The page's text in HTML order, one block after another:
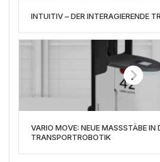
INTUITIV – DER INTERAGIERENDE
VARIO MOVE: NEUE MASSSTÄBE IN
TRANSPORTROBOTIK